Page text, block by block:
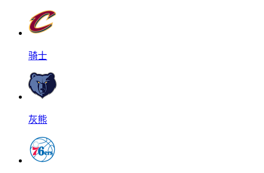
骑士
灰熊